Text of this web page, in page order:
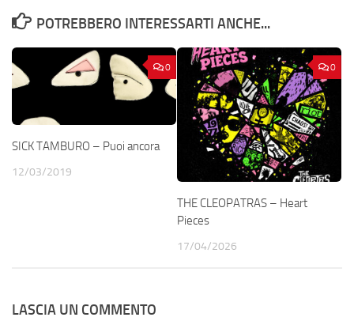
POTREBBERO INTERESSARTI ANCHE...
0
SICK TAMBURO – Puoi ancora
12/03/2019
0
THE CLEOPATRAS – Heart
Pieces
17/04/2026
LASCIA UN COMMENTO